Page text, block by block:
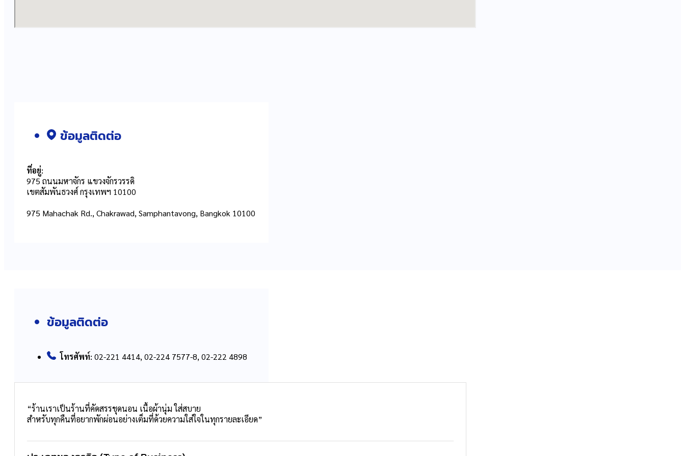
ข้อมูลติดต่อ
ที่อยู่:
975 ถนนมหาจักร แขวงจักรวรรดิ
เขตสัมพันธวงศ์ กรุงเทพฯ 10100
975 Mahachak Rd., Chakrawad, Samphantavong, Bangkok 10100
ข้อมูลติดต่อ
โทรศัพท์: 02-221 4414, 02-224 7577-8, 02-222 4898
“ร้านเราเป็นร้านที่คัดสรรชุดนอน เนื้อผ้านุ่ม ใส่สบาย
สำหรับทุกคืนที่อยากพักผ่อนอย่างเต็มที่ด้วยความใส่ใจในทุกรายละเอียด”